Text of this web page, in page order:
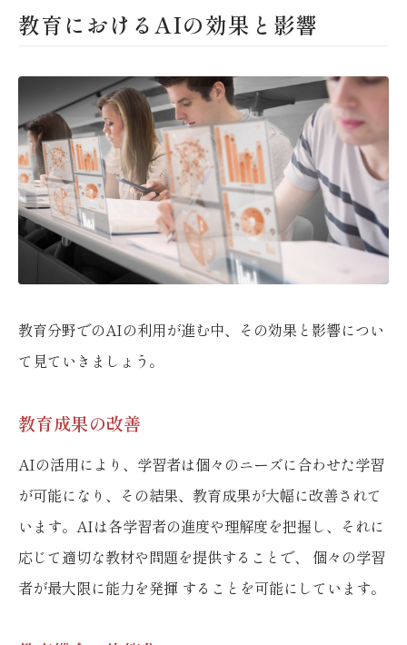
教育におけるAIの効果と影響
教育分野でのAIの利用が進む中、その効果と影響につい
て見ていきましょう。
教育成果の改善
AIの活用により、学習者は個々のニーズに合わせた学習
が可能になり、その結果、教育成果が大幅に改善されて
います。AIは各学習者の進度や理解度を把握し、それに
応じて適切な教材や問題を提供することで、 個々の学習
者が最大限に能力を発揮 することを可能にしています。